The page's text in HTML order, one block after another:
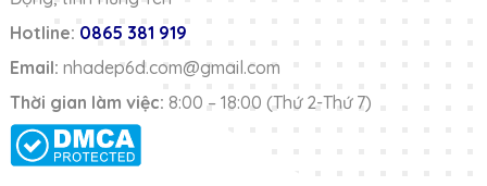
Hotline: 0865 381 919
Email: nhadep6d.com@gmail.com
Thời gian làm việc: 8:00 – 18:00 (Thứ 2-Thứ 7)